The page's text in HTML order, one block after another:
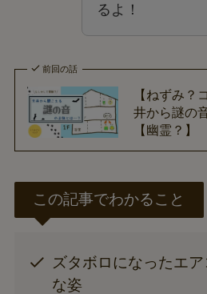
るよ！
前回の話
【ねずみ？
井から謎の
【幽霊？】
この記事でわかること
ズタボロになったエ
な姿